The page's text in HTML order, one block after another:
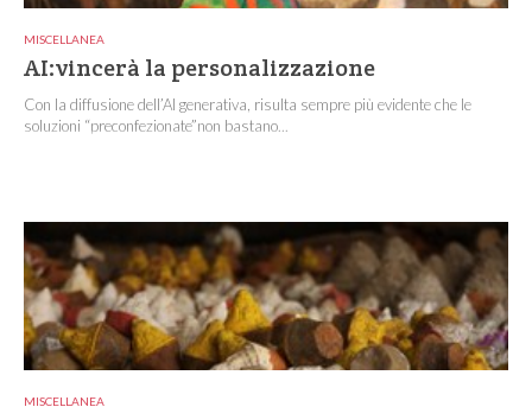
MISCELLANEA
AI:vincerà la personalizzazione
Con la diffusione dell’AI generativa, risulta sempre più evidente che le
soluzioni “preconfezionate”non bastano...
MISCELLANEA